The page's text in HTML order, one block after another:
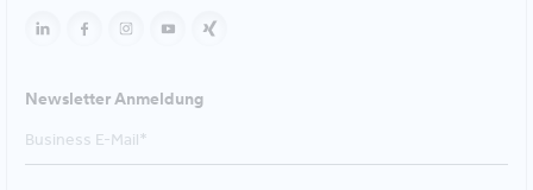
Newsletter Anmeldung